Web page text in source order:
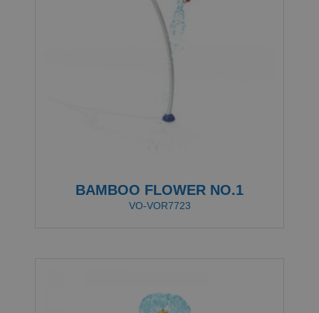
BAMBOO FLOWER NO.1
VO-VOR7723